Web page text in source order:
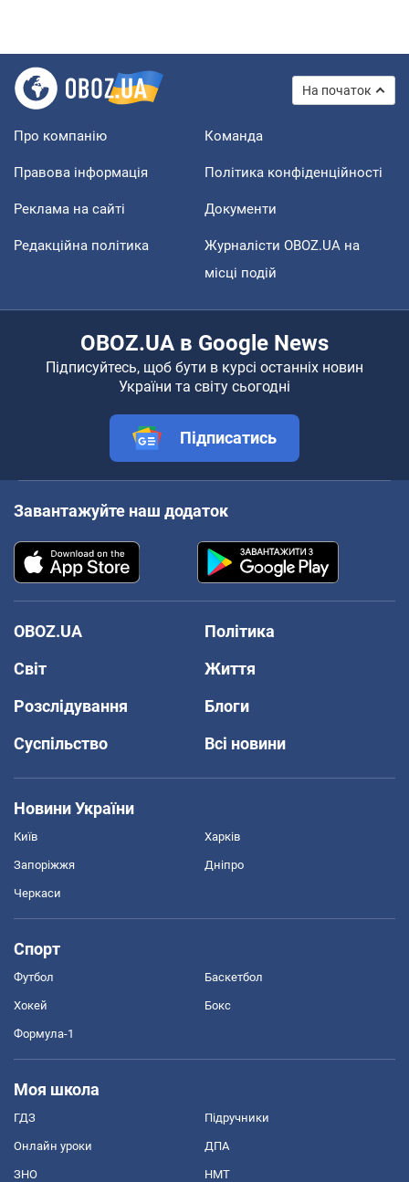
На початок
Про компанію Команда
Правова інформація Політика конфіденційності
Реклама на сайті Документи
Редакційна політика
Журналісти OBOZ.UA на
місці подій
OBOZ.UA в Google News
Підписуйтесь, щоб бути в курсі останніх новин
України та світу сьогодні
Підписатись
Завантажуйте наш додаток
OBOZ.UA
Політика
Світ
Життя
Розслідування
Блоги
Суспільство
Всі новини
Новини України
Київ Харків
Запоріжжя Дніпро
Черкаси
Спорт
Футбол Баскетбол
Хокей Бокс
Формула-1
Моя школа
ГДЗ Підручники
Онлайн уроки ДПА
ЗНО НМТ